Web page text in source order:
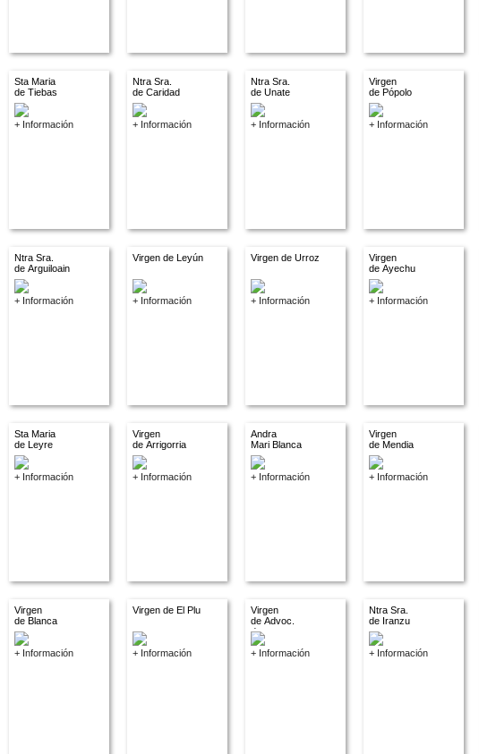
Sta Maria
de Tiebas
+ Información
Ntra Sra.
de Caridad
+ Información
Ntra Sra.
de Unate
+ Información
Virgen
de Pópolo
+ Información
Ntra Sra.
de Arguiloain
+ Información
Virgen de Leyún
+ Información
Virgen de Urroz
+ Información
Virgen
de Ayechu
+ Información
Sta Maria
de Leyre
+ Información
Virgen
de Arrigorria
+ Información
Andra
Mari Blanca
+ Información
Virgen
de Mendia
+ Información
Virgen
de Blanca
+ Información
Virgen de El Plu
+ Información
Virgen
de Advoc.
descon.
+ Información
Ntra Sra.
de Iranzu
+ Información